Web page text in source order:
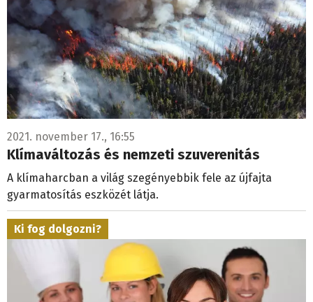
2021. november 17., 16:55
Klímaváltozás és nemzeti szuverenitás
A klímaharcban a világ szegényebbik fele az újfajta
gyarmatosítás eszközét látja.
Ki fog dolgozni?